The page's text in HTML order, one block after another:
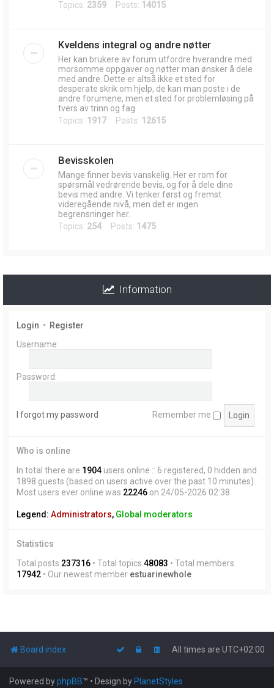
Topics: 2359 Posts: 14015
Kveldens integral og andre nøtter
Her kan brukere av forum utfordre hverandre med
morsomme oppgaver og nøtter man ønsker å dele
med andre. Dette er altså ikke et sted for
desperate skrik om hjelp, de kan man poste i de
andre forumene, men et sted for problemløsing på
tvers av trinn og fag.
Topics: 1917Posts: 12615
Bevisskolen
Mange finner bevis vanskelig. Her er rom for
spørsmål vedrørende bevis, og for å dele dine
bevis med andre. Vi tenker først og fremst
videregående nivå, men det er ingen
begrensninger her.
Topics: 254 Posts: 1475
Information
Login • Register
Username:
Password:
I forgot my password Remember me
Who is online
In total there are 1904 users online :: 6 registered, 0 hidden and
1898 guests (based on users active over the past 10 minutes)
Most users ever online was 22246 on 24/05-2026 02:38
Legend: Administrators, Global moderators
Statistics
Total posts 237316 • Total topics 48083 • Total members
17942 • Our newest member estuarinewhole
Board index All times are UTC+02:00
Powered byphpBB™ • Design by PlanetStyles